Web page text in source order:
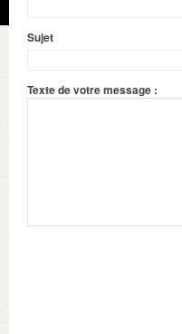
Sujet
Texte de votre message :